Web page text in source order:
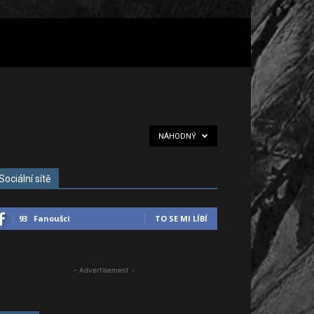
NÁHODNÝ
sítě
93 Fanoušci TO SE MI LÍBÍ
- Advertisement -